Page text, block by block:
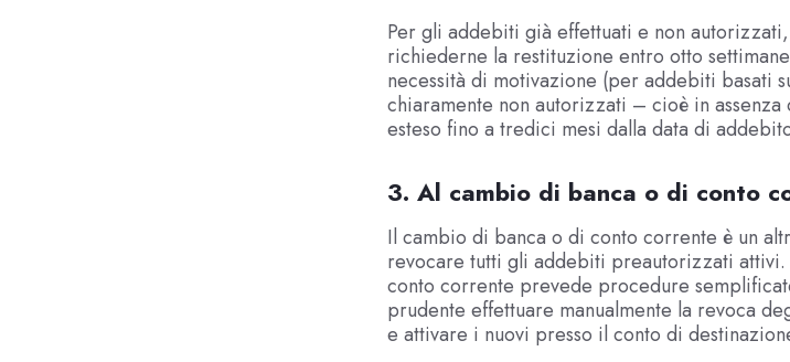
Per gli addebiti già effettuati e non
richiederne la restituzione entro otto
necessità di motivazione (per addebiti basati
chiaramente non autorizzati – cioè in
esteso fino a tredici mesi dalla data di
3. Al cambio di banca o di conto
Il cambio di banca o di conto corrente è un
revocare tutti gli addebiti preautorizzati
conto corrente prevede procedure
prudente effettuare manualmente la revoca
e attivare i nuovi presso il conto di